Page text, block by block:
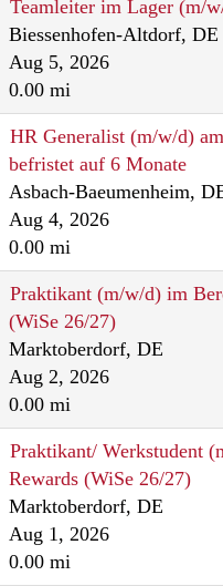
Teamleiter im Lager (m/
Biessenhofen-Altdorf, DE
Aug 5, 2026
0.00 mi
HR Generalist (m/w/d)
befristet auf 6 Monate
Asbach-Baeumenheim,
Aug 4, 2026
0.00 mi
Praktikant (m/w/d) im
(WiSe 26/27)
Marktoberdorf, DE
Aug 2, 2026
0.00 mi
Praktikant/ Werkstudent
Rewards (WiSe 26/27)
Marktoberdorf, DE
Aug 1, 2026
0.00 mi